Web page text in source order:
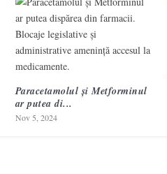
Paracetamolul și Metforminul
ar putea di...
Nov 5, 2024